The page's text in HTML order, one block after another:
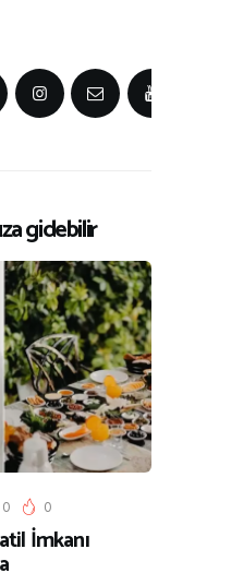
gidebilir
0 0
İmkanı